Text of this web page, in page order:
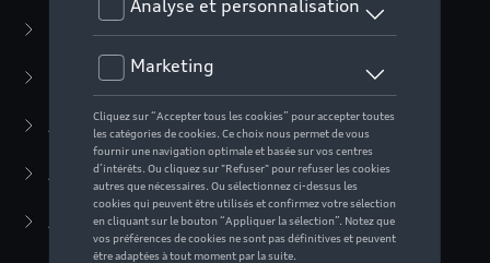
Business Collection(59)
Casual Collection (57)
Active Collection(30)
Audi Sport Collection(63)
ADUI collection(10)